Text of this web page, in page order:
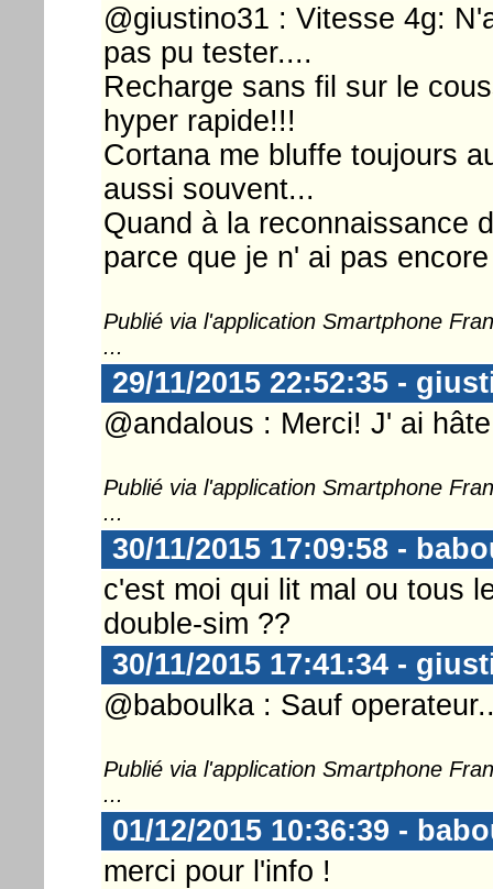
@giustino31 : Vitesse 4g:
pas pu tester....
Recharge sans fil sur le
hyper rapide!!!
Cortana me bluffe toujours
aussi souvent...
Quand à la reconnaissance
parce que je n' ai pas
Publié via l'application Smartphone
...
29/11/2015 22:52:35 -
@andalous : Merci! J' ai hâte
Publié via l'application Smartphone
...
30/11/2015 17:09:58 -
c'est moi qui lit mal ou tous
double-sim ??
30/11/2015 17:41:34 -
@baboulka : Sauf
Publié via l'application Smartphone
...
01/12/2015 10:36:39 -
merci pour l'info !